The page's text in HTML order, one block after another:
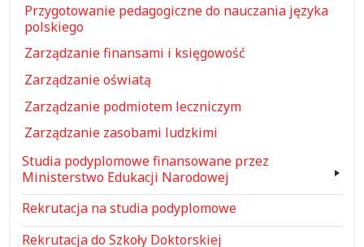
Przygotowanie pedagogiczne do nauczania języka
polskiego
Zarządzanie finansami i księgowość
Zarządzanie oświatą
Zarządzanie podmiotem leczniczym
Zarządzanie zasobami ludzkimi
Studia podyplomowe finansowane przez
Ministerstwo Edukacji Narodowej
Rekrutacja na studia podyplomowe
Rekrutacja do Szkoły Doktorskiej